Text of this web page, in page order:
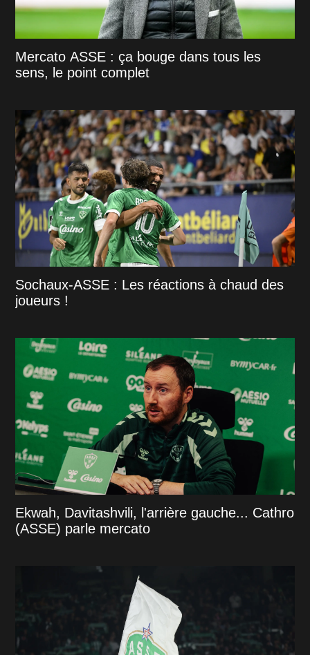
Mercato ASSE : ça bouge dans tous les
sens, le point complet
Sochaux-ASSE : Les réactions à chaud des
joueurs !
Ekwah, Davitashvili, l'arrière gauche... Cathro
(ASSE) parle mercato